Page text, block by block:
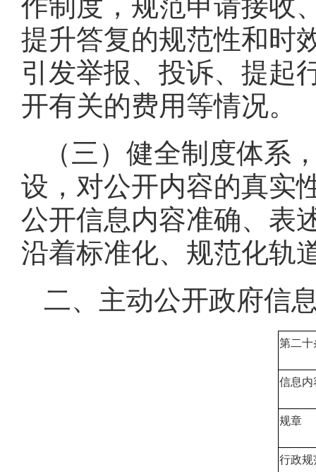
提升答复的规范性和时
引发举报、投诉、提起
开有关的费用等情况。
（三）健全制度体系
设，对公开内容的真实
公开信息内容准确、表
沿着标准化、规范化轨
二、主动公开政府信
第二十
信息内
规章
行政规